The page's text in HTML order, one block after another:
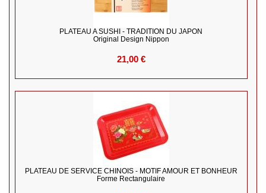
PLATEAU A SUSHI - TRADITION DU JAPON
Original Design Nippon
21,00 €
PLATEAU DE SERVICE CHINOIS - MOTIF AMOUR ET BONHEUR
Forme Rectangulaire